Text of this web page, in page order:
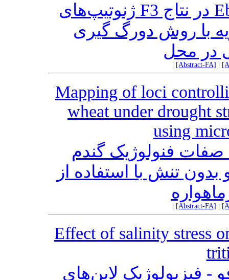
شناسایی کروموزوم‌های ژنوم Eb در نتاج F3 ژنوتیپ‌های
با روش دورگ گیری
در محل
[Abstract-FA]
Mapping of loci
wheat under drought
using
صفات فنولوژیک گندم
تنش با استفاده از
[Abstract-FA]
Effect of salinity stress
فیزیولوژیک لاین‌های